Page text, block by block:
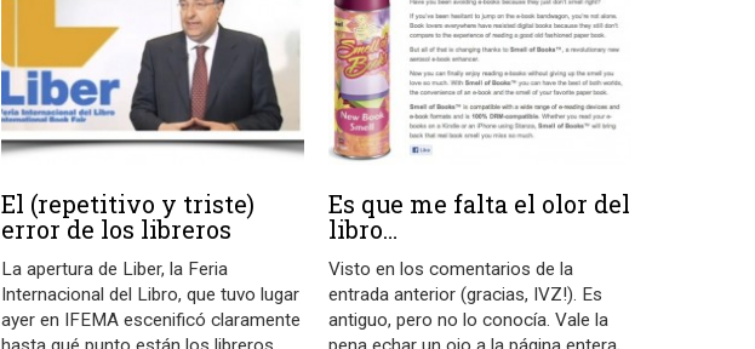
El (repetitivo y triste)
error de los libreros
La apertura de Liber, la Feria
Internacional del Libro, que tuvo lugar
ayer en IFEMA escenificó claramente
Es que me falta el olor del
libro…
Visto en los comentarios de la
entrada anterior (gracias, IVZ!). Es
antiguo, pero no lo conocía. Vale la